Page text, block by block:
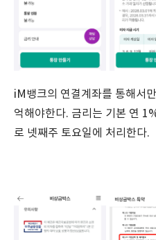
iM뱅크의 연결계좌를 통해서
억해야한다. 금리는 기본 연
로 넷째주 토요일에 처리한다.